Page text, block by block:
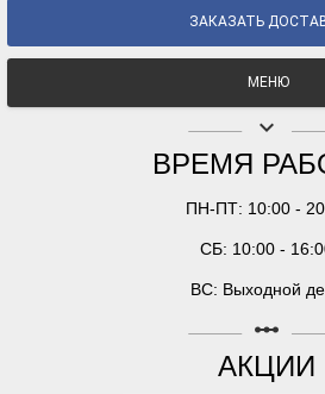
ЗАКАЗАТЬ
МЕНЮ
keyboard_arrow_down
ВРЕМЯ
ПН-ПТ: 10:00 -
СБ: 10:00 -
ВС: Выходной
linear_scale
АКЦИИ